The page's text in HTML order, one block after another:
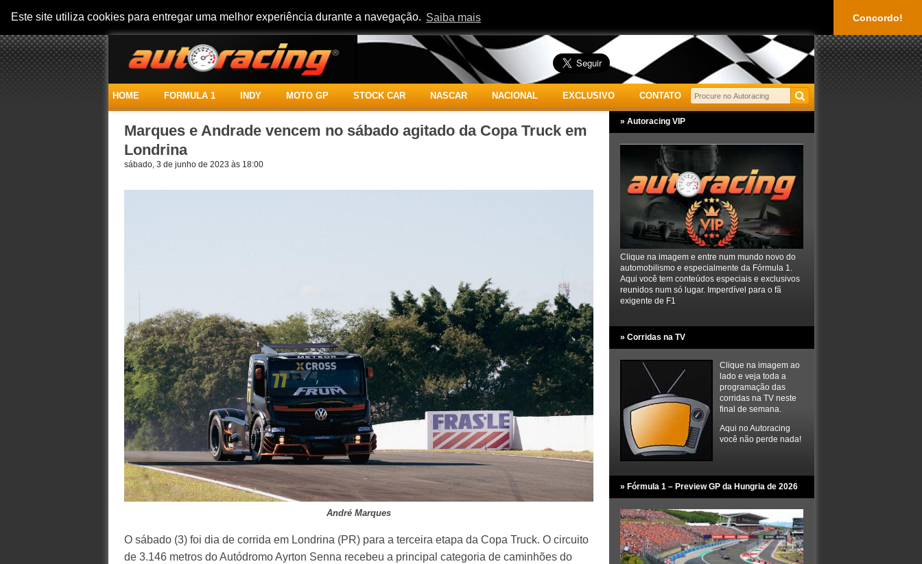
Este site utiliza cookies para entregar uma melhor experiência durante a navegação. Saiba mais Concordo!
HOME FORMULA 1 INDY MOTO GP STOCK CAR NASCAR NACIONAL EXCLUSIVO CONTATO
Marques e Andrade vencem no sábado agitado da Copa Truck em
Londrina
sábado, 3 de junho de 2023 às 18:00
André Marques
O sábado (3) foi dia de corrida em Londrina (PR) para a terceira etapa da Copa Truck. O circuito
de 3.146 metros do Autódromo Ayrton Senna recebeu a principal categoria de caminhões do
» Autoracing VIP
Clique na imagem e entre num mundo novo do
automobilismo e especialmente da Fórmula 1.
Aqui você tem conteúdos especiais e exclusivos
reunidos num só lugar. Imperdível para o fã
exigente de F1
» Corridas na TV
Clique na imagem ao
lado e veja toda a
programação das
corridas na TV neste
final de semana.
Aqui no Autoracing
você não perde nada!
» Fórmula 1 – Preview GP da Hungria de 2026